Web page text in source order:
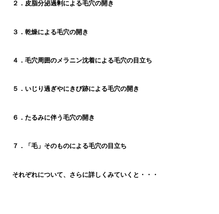
２．皮脂分泌過剰による毛穴の開き
３．乾燥による毛穴の開き
４．毛穴周囲のメラニン沈着による毛穴の目立ち
５．いじり過ぎやにきび跡による毛穴の開き
６．たるみに伴う毛穴の開き
７．「毛」そのものによる毛穴の目立ち
それぞれについて、さらに詳しくみていくと・・・